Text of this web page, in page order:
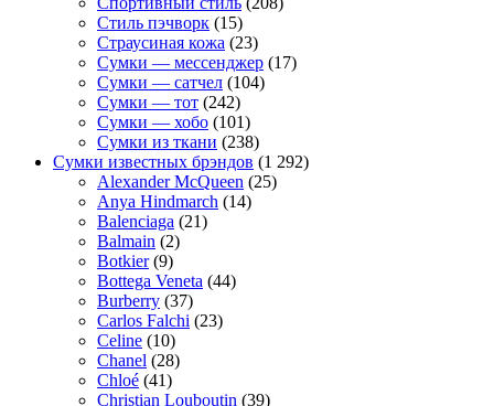
Стиль пэчворк (15)
Страусиная кожа (23)
Сумки — мессенджер (17)
Сумки — сатчел (104)
Сумки — тот (242)
Сумки — хобо (101)
Сумки из ткани (238)
Сумки известных брэндов (1 292)
Alexander McQueen (25)
Anya Hindmarch (14)
Balenciaga (21)
Balmain (2)
Botkier(9)
Bottega Veneta (44)
Burberry (37)
Carlos Falchi (23)
Celine (10)
Chanel (28)
Chloé (41)
Christian Louboutin (39)